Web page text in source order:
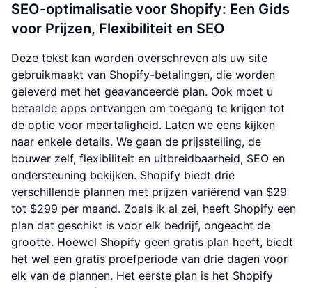
SEO-optimalisatie voor Shopify: Een Gids
voor Prijzen, Flexibiliteit en SEO
Deze tekst kan worden overschreven als uw site
gebruikmaakt van Shopify-betalingen, die worden
geleverd met het geavanceerde plan. Ook moet u
betaalde apps ontvangen om toegang te krijgen tot
de optie voor meertaligheid. Laten we eens kijken
naar enkele details. We gaan de prijsstelling, de
bouwer zelf, flexibiliteit en uitbreidbaarheid, SEO en
ondersteuning bekijken. Shopify biedt drie
verschillende plannen met prijzen variërend van $29
tot $299 per maand. Zoals ik al zei, heeft Shopify een
plan dat geschikt is voor elk bedrijf, ongeacht de
grootte. Hoewel Shopify geen gratis plan heeft, biedt
het wel een gratis proefperiode van drie dagen voor
elk van de plannen. Het eerste plan is het Shopify